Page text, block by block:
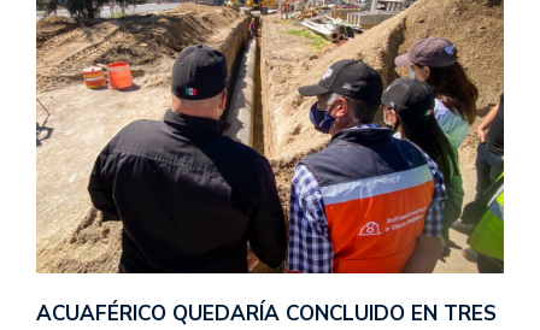
ACUAFÉRICO QUEDARÍA CONCLUIDO EN TRES